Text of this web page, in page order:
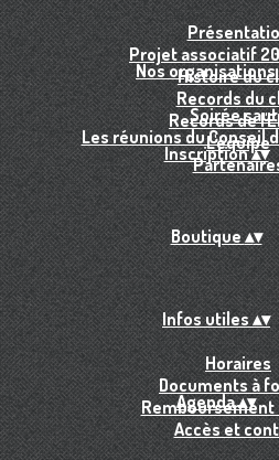
Projet associatif
Histoire du
Records du
Records de
L'équipe
Nos organisations
Soirée
Les réunions du Conseil
Inscription▴▾
Boutique▴▾
Infos utiles▴▾
Horaires
Documents à
Remboursement
Accès et
Agenda▴▾